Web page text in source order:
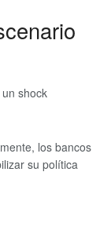
shock
los bancos
su política